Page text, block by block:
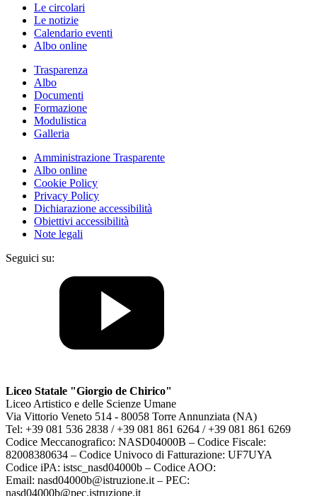
Le circolari
Le notizie
Calendario eventi
Albo online
Trasparenza
Albo
Documenti
Formazione
Modulistica
Galleria
Amministrazione Trasparente
Albo online
Cookie Policy
Privacy Policy
Dichiarazione accessibilità
Obiettivi accessibilità
Note legali
Seguici su:
Liceo Statale "Giorgio de Chirico"
Liceo Artistico e delle Scienze Umane
Via Vittorio Veneto 514 - 80058 Torre Annunziata (NA)
Tel: +39 081 536 2838 / +39 081 861 6264 / +39 081 861 6269
Codice Meccanografico: NASD04000B – Codice Fiscale:
82008380634 – Codice Univoco di Fatturazione: UF7UYA
Codice iPA: istsc_nasd04000b – Codice AOO:
Email: nasd04000b@istruzione.it – PEC:
nasd04000b@pec.istruzione.it